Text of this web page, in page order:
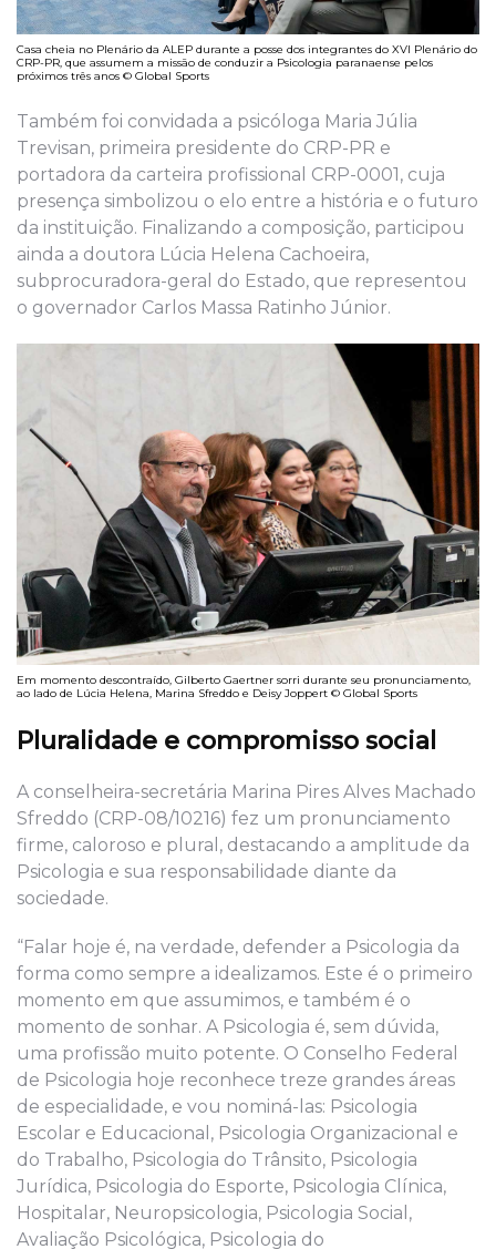
Casa cheia no Plenário da ALEP durante a posse dos integrantes do XVI Plenário do
CRP-PR, que assumem a missão de conduzir a Psicologia paranaense pelos
próximos três anos © Global Sports
Também foi convidada a psicóloga Maria Júlia
Trevisan, primeira presidente do CRP-PR e
portadora da carteira profissional CRP-0001, cuja
presença simbolizou o elo entre a história e o futuro
da instituição. Finalizando a composição, participou
ainda a doutora Lúcia Helena Cachoeira,
subprocuradora-geral do Estado, que representou
o governador Carlos Massa Ratinho Júnior.
Em momento descontraído, Gilberto Gaertner sorri durante seu pronunciamento,
ao lado de Lúcia Helena, Marina Sfreddo e Deisy Joppert © Global Sports
Pluralidade e compromisso social
A conselheira-secretária Marina Pires Alves Machado
Sfreddo (CRP-08/10216) fez um pronunciamento
firme, caloroso e plural, destacando a amplitude da
Psicologia e sua responsabilidade diante da
sociedade.
“Falar hoje é, na verdade, defender a Psicologia da
forma como sempre a idealizamos. Este é o primeiro
momento em que assumimos, e também é o
momento de sonhar. A Psicologia é, sem dúvida,
uma profissão muito potente. O Conselho Federal
de Psicologia hoje reconhece treze grandes áreas
de especialidade, e vou nominá-las: Psicologia
Escolar e Educacional, Psicologia Organizacional e
do Trabalho, Psicologia do Trânsito, Psicologia
Jurídica, Psicologia do Esporte, Psicologia Clínica,
Hospitalar, Neuropsicologia, Psicologia Social,
Avaliação Psicológica, Psicologia do